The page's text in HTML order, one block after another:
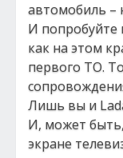
автомобиль –
И попробуйте
как на этом
первого ТО.
Лишь вы и
И, может
экране